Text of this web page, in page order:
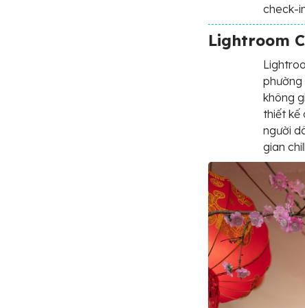
check-
Lightroom
phường
không
thiết kế
người
gian